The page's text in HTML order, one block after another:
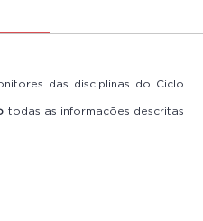
das disciplinas do Ciclo
todas as informações descritas